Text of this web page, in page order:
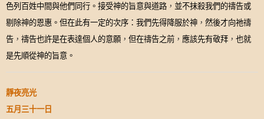
色列百姓中間與他們同行。接受神的旨意與道路 ， 並不抹殺我們的禱告或
剔除神的恩惠。但在此有一定的次序 ： 我們先得降服於神 ， 然後才向祂禱
告 ， 禱告也許是在表達個人的意願 ， 但在禱告之前 ， 應該先有敬拜 ， 也就
是先順從神的旨意。
靜夜亮光
五月三十一日